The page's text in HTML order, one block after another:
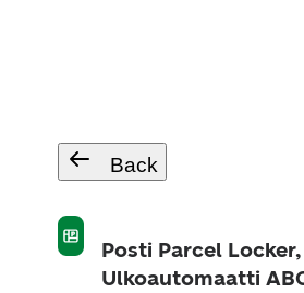
Back
Posti Parcel Locker,
Ulkoautomaatti